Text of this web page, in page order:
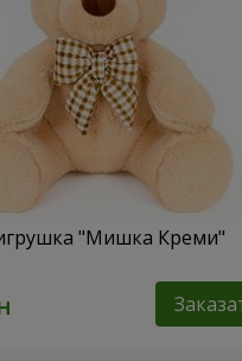
"Мишка Креми"